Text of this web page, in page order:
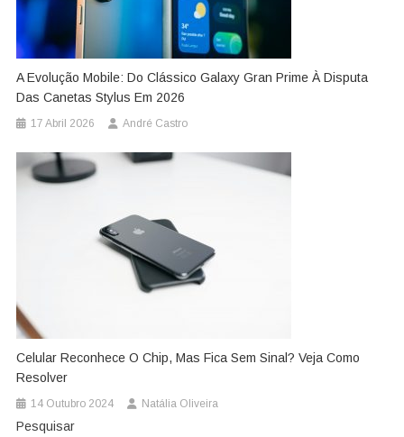
A Evolução Mobile: Do Clássico Galaxy Gran Prime À Disputa
Das Canetas Stylus Em 2026
17 Abril 2026 André Castro
Celular Reconhece O Chip, Mas Fica Sem Sinal? Veja Como
Resolver
14 Outubro 2024 Natália Oliveira
Pesquisar